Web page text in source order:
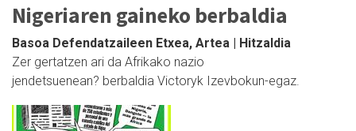
Nigeriaren gaineko berbaldia
Basoa Defendatzaileen Etxea, Artea | Hitzaldia
Zer gertatzen ari da Afrikako nazio
jendetsuenean? berbaldia Victoryk Izevbokun-egaz.